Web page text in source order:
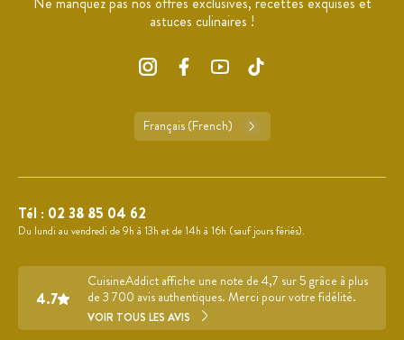
astuces culinaires !
Français (French)
Tél : 02 38 85 04 62
Du lundi au vendredi de 9h à 13h et de 14h à 16h (sauf jours fériés).
4.7
CuisineAddict affiche une note de 4,7 sur 5 grâce à plus
de 3 700 avis authentiques. Merci pour votre fidélité.
VOIR TOUS LES AVIS